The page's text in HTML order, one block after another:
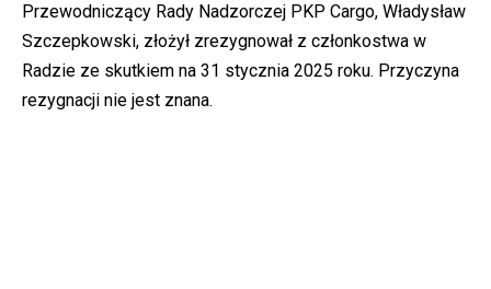
Przewodniczący Rady Nadzorczej PKP Cargo, Władysław
Szczepkowski, złożył zrezygnował z członkostwa w
Radzie ze skutkiem na 31 stycznia 2025 roku. Przyczyna
rezygnacji nie jest znana.